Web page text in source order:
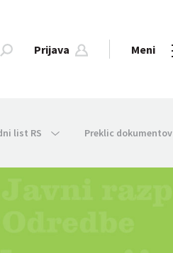
Prijava Meni
list RS Preklic dokumentov